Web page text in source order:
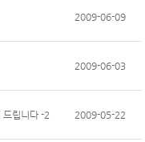
2009-06-09
2009-06-03
드립니다 -2 2009-05-22